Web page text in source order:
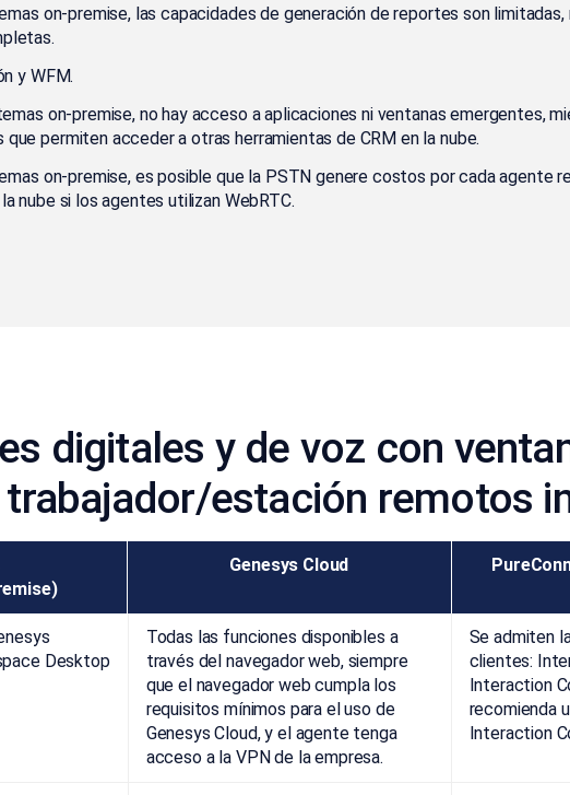
on-premise, las capacidades de generación de reportes son
y WFM.
on-premise, no hay acceso a aplicaciones ni ventanas emergentes,
permiten acceder a otras herramientas de CRM en la nube.
on-premise, es posible que la PSTN genere costos por cada agente
nube si los agentes utilizan WebRTC.
digitales y de voz con
estación remotos
Genesys Cloud
Desktop
Todas las funciones disponibles a
través del navegador web, siempre
que el navegador web cumpla los
requisitos mínimos para el uso de
Genesys Cloud, y el agente tenga
acceso a la VPN de la empresa.
Se admiten
clientes:
Interaction
recomienda
Interaction